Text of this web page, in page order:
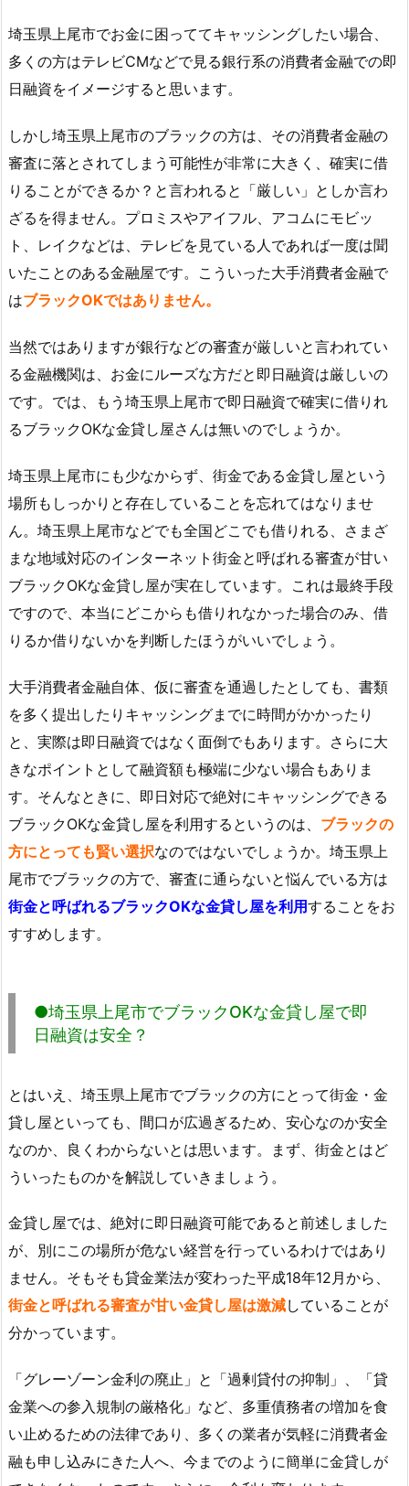
埼玉県上尾市でお金に困っててキャッシングしたい場合、
多くの方はテレビCMなどで見る銀行系の消費者金融での即
日融資をイメージすると思います。
しかし埼玉県上尾市のブラックの方は、その消費者金融の
審査に落とされてしまう可能性が非常に大きく、確実に借
りることができるか？と言われると「厳しい」としか言わ
ざるを得ません。プロミスやアイフル、アコムにモビッ
ト、レイクなどは、テレビを見ている人であれば一度は聞
いたことのある金融屋です。こういった大手消費者金融で
はブラックOKではありません。
当然ではありますが銀行などの審査が厳しいと言われてい
る金融機関は、お金にルーズな方だと即日融資は厳しいの
です。では、もう埼玉県上尾市で即日融資で確実に借りれ
るブラックOKな金貸し屋さんは無いのでしょうか。
埼玉県上尾市にも少なからず、街金である金貸し屋という
場所もしっかりと存在していることを忘れてはなりませ
ん。埼玉県上尾市などでも全国どこでも借りれる、さまざ
まな地域対応のインターネット街金と呼ばれる審査が甘い
ブラックOKな金貸し屋が実在しています。これは最終手段
ですので、本当にどこからも借りれなかった場合のみ、借
りるか借りないかを判断したほうがいいでしょう。
大手消費者金融自体、仮に審査を通過したとしても、書類
を多く提出したりキャッシングまでに時間がかかったり
と、実際は即日融資ではなく面倒でもあります。さらに大
きなポイントとして融資額も極端に少ない場合もありま
す。そんなときに、即日対応で絶対にキャッシングできる
ブラックOKな金貸し屋を利用するというのは、 ブラックの
方にとっても賢い選択なのではないでしょうか。埼玉県上
尾市でブラックの方で、審査に通らないと悩んでいる方は
街金と呼ばれるブラックOKな金貸し屋を利用することをお
すすめします。
●埼玉県上尾市でブラックOKな金貸し屋で即
日融資は安全？
とはいえ、埼玉県上尾市でブラックの方にとって街金・金
貸し屋といっても、間口が広過ぎるため、安心なのか安全
なのか、良くわからないとは思います。まず、街金とはど
ういったものかを解説していきましょう。
金貸し屋では、絶対に即日融資可能であると前述しました
が、別にこの場所が危ない経営を行っているわけではあり
ません。そもそも貸金業法が変わった平成18年12月から、
街金と呼ばれる審査が甘い金貸し屋は激減していることが
分かっています。
「グレーゾーン金利の廃止」と「過剰貸付の抑制」、「貸
金業への参入規制の厳格化」など、多重債務者の増加を食
い止めるための法律であり、多くの業者が気軽に消費者金
融も申し込みにきた人へ、今までのように簡単に金貸しが